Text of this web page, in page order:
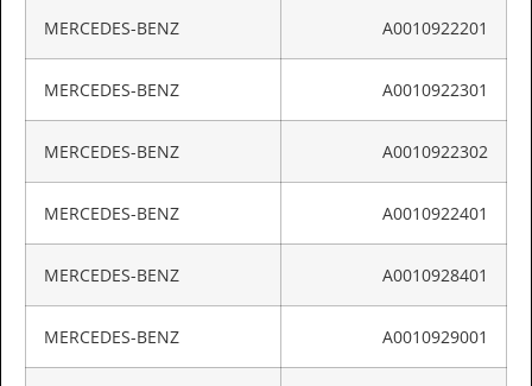
MERCEDES-BENZ A0010922201
MERCEDES-BENZ A0010922301
MERCEDES-BENZ A0010922302
MERCEDES-BENZ A0010922401
MERCEDES-BENZ A0010928401
MERCEDES-BENZ A0010929001